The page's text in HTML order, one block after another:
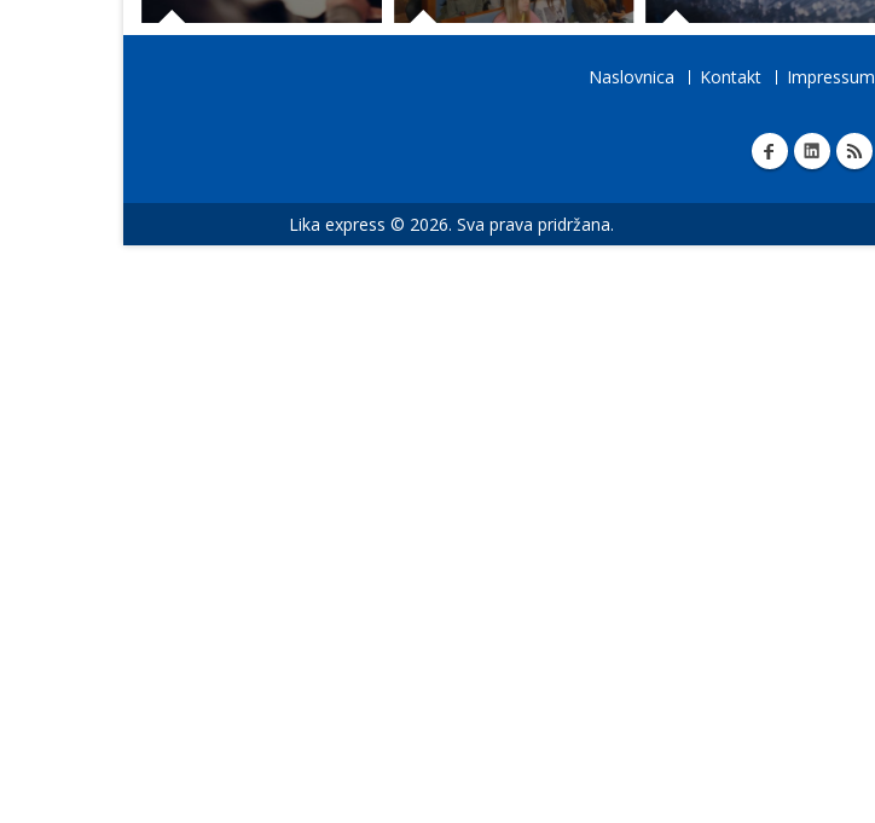
Naslovnica Kontakt Impressum
Lika express © 2026. Sva prava pridržana.